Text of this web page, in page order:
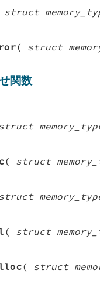
struct
( struct
関数
( struct
( struct
( struct